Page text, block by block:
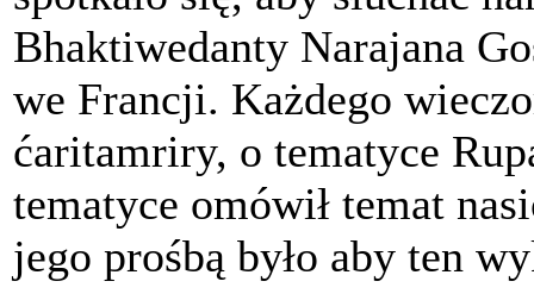
Bhaktiwedanty Narajana
we Francji. Każdego
ćaritamriry, o tematyce
tematyce omówił temat
jego prośbą było aby ten